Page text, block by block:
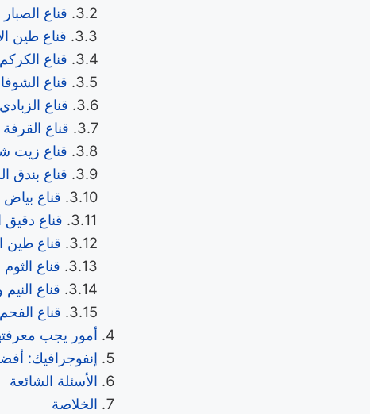
قناع
قناع طين
قناع
قناع
قناع
قناع
قناع زيت
قناع بندق
قناع
قناع
قناع طين
قناع
قناع
قناع
أمور يجب
إنفوجرافيك: أفضل 5 أقنعة وجه طبيعية مضادة لحب الشباب
الأسئلة الشائعة
الخلاصة